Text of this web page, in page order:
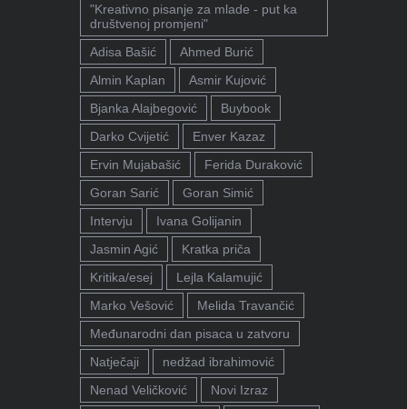
"Kreativno pisanje za mlade - put ka
društvenoj promjeni"
Adisa Bašić
Ahmed Burić
Almin Kaplan
Asmir Kujović
Bjanka Alajbegović
Buybook
Darko Cvijetić
Enver Kazaz
Ervin Mujabašić
Ferida Duraković
Goran Sarić
Goran Simić
Intervju
Ivana Golijanin
Jasmin Agić
Kratka priča
Kritika/esej
Lejla Kalamujić
Marko Vešović
Melida Travančić
Međunarodni dan pisaca u zatvoru
Natječaji
nedžad ibrahimović
Nenad Veličković
Novi Izraz